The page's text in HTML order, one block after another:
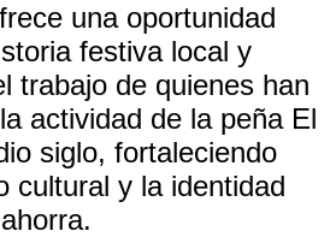
una oportunidad
festiva local y
trabajo de quienes han
actividad de la peña El
siglo, fortaleciendo
cultural y la identidad